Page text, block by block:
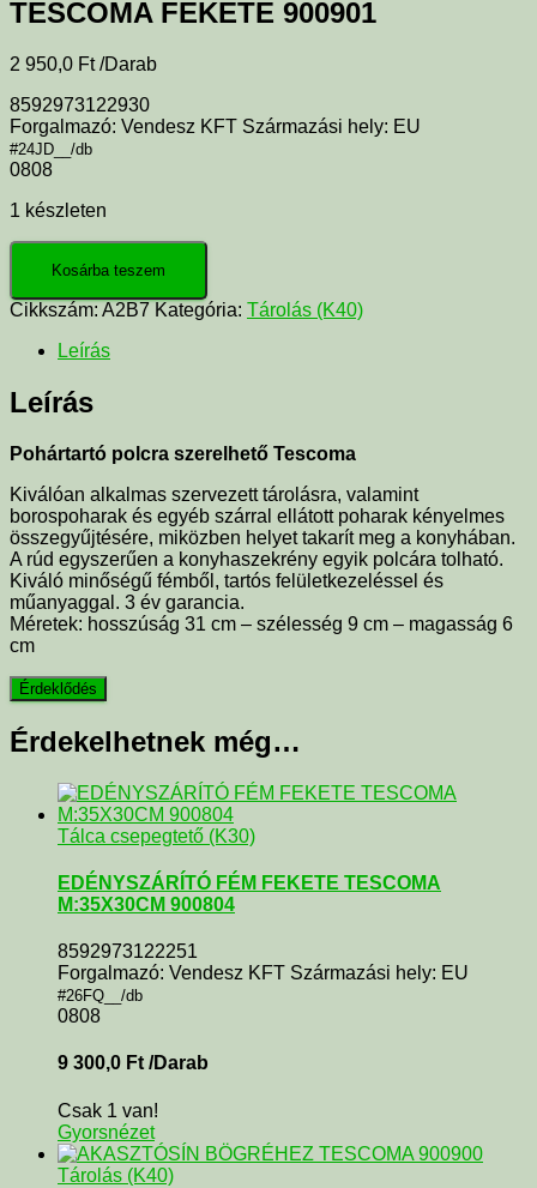
TESCOMA FEKETE 900901
2 950,0 Ft /Darab
8592973122930
Forgalmazó: Vendesz KFT Származási hely: EU
#24JD__/db
0808
1 készleten
Kosárba teszem
Cikkszám: A2B7 Kategória: Tárolás (K40)
Leírás
Leírás
Pohártartó polcra szerelhető Tescoma
Kiválóan alkalmas szervezett tárolásra, valamint
borospoharak és egyéb szárral ellátott poharak kényelmes
összegyűjtésére, miközben helyet takarít meg a konyhában.
A rúd egyszerűen a konyhaszekrény egyik polcára tolható.
Kiváló minőségű fémből, tartós felületkezeléssel és
műanyaggal. 3 év garancia.
Méretek: hosszúság 31 cm – szélesség 9 cm – magasság 6
cm
Érdekelhetnek még…
Tálca csepegtető (K30)
EDÉNYSZÁRÍTÓ FÉM FEKETE TESCOMA
M:35X30CM 900804
8592973122251
Forgalmazó: Vendesz KFT Származási hely: EU
#26FQ__/db
0808
9 300,0 Ft /Darab
Csak 1 van!
Gyorsnézet
Tárolás (K40)